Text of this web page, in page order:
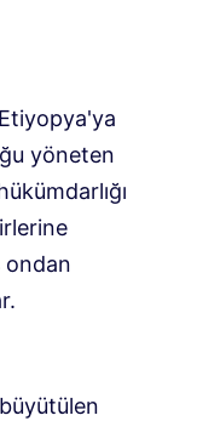
yöneten
ondan